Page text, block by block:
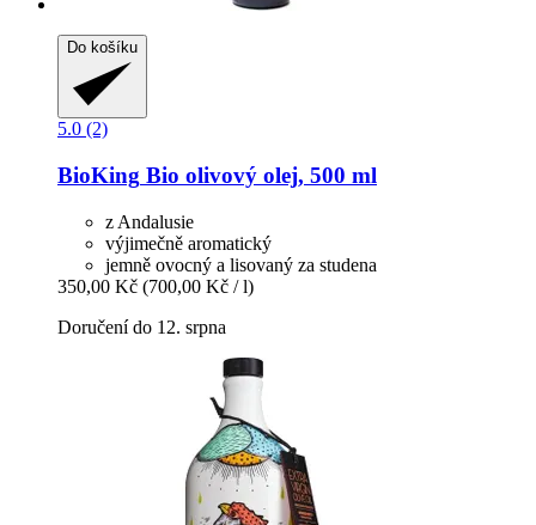
Do košíku
5.0 (2)
BioKing Bio olivový olej, 500 ml
z Andalusie
výjimečně aromatický
jemně ovocný a lisovaný za studena
350,00 Kč (700,00 Kč / l)
Doručení do 12. srpna